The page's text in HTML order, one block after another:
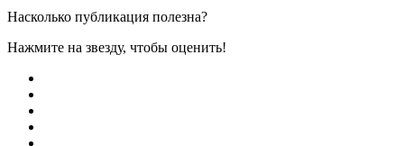
Насколько публикация полезна?
Нажмите на звезду, чтобы оценить!